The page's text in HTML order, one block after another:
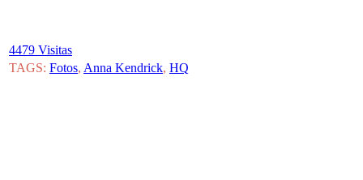
4479 Visitas
TAGS: Fotos, Anna Kendrick, HQ